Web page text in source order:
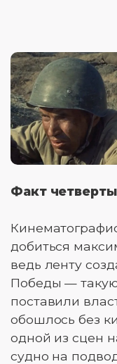
Факт
добиться
ведь ленту
Победы —
поставили
обошлось без
одной из сцен
судно на